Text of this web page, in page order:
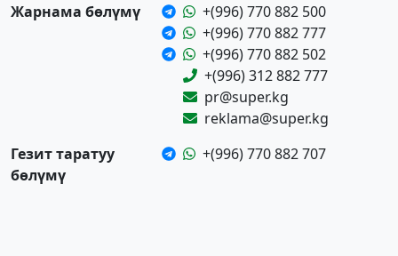
Жарнама бөлүмү
+(996) 770 882 500
+(996) 770 882 777
+(996) 770 882 502
+(996) 312 882 777
pr@super.kg
reklama@super.kg
Гезит таратуу
бөлүмү
+(996) 770 882 707